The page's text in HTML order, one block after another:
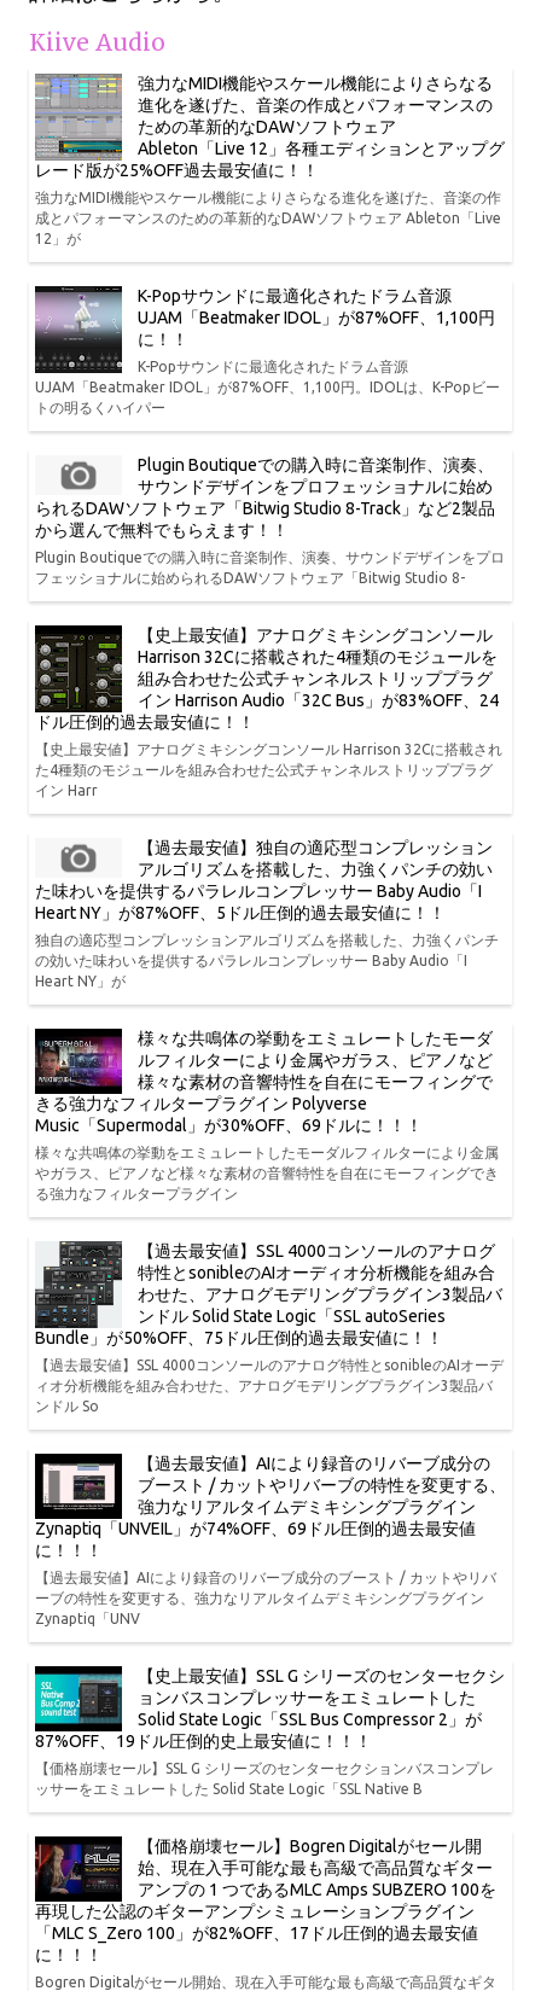
Kiive Audio
強力なMIDI機能やスケール機能によりさらなる
進化を遂げた、音楽の作成とパフォーマンスの
ための革新的なDAWソフトウェア
Ableton「Live 12」各種エディションとアップグ
レード版が25%OFF過去最安値に！！
強力なMIDI機能やスケール機能によりさらなる進化を遂げた、音楽の作
成とパフォーマンスのための革新的なDAWソフトウェア Ableton「Live
12」が
K-Popサウンドに最適化されたドラム音源
UJAM「Beatmaker IDOL」が87%OFF、1,100円
に！！
K-Popサウンドに最適化されたドラム音源
UJAM「Beatmaker IDOL」が87%OFF、1,100円。IDOLは、K-Popビー
トの明るくハイパー
Plugin Boutiqueでの購入時に音楽制作、演奏、
サウンドデザインをプロフェッショナルに始め
られるDAWソフトウェア「Bitwig Studio 8-Track」など2製品
から選んで無料でもらえます！！
Plugin Boutiqueでの購入時に音楽制作、演奏、サウンドデザインをプロ
フェッショナルに始められるDAWソフトウェア「Bitwig Studio 8-
【史上最安値】アナログミキシングコンソール
Harrison 32Cに搭載された4種類のモジュールを
組み合わせた公式チャンネルストリッププラグ
イン Harrison Audio「32C Bus」が83%OFF、24
ドル圧倒的過去最安値に！！
【史上最安値】アナログミキシングコンソール Harrison 32Cに搭載され
た4種類のモジュールを組み合わせた公式チャンネルストリッププラグ
イン Harr
【過去最安値】独自の適応型コンプレッション
アルゴリズムを搭載した、力強くパンチの効い
た味わいを提供するパラレルコンプレッサー Baby Audio「I
Heart NY」が87%OFF、5ドル圧倒的過去最安値に！！
独自の適応型コンプレッションアルゴリズムを搭載した、力強くパンチ
の効いた味わいを提供するパラレルコンプレッサー Baby Audio「I
Heart NY」が
様々な共鳴体の挙動をエミュレートしたモーダ
ルフィルターにより金属やガラス、ピアノなど
様々な素材の音響特性を自在にモーフィングで
きる強力なフィルタープラグイン Polyverse
Music「Supermodal」が30%OFF、69ドルに！！！
様々な共鳴体の挙動をエミュレートしたモーダルフィルターにより金属
やガラス、ピアノなど様々な素材の音響特性を自在にモーフィングでき
る強力なフィルタープラグイン
【過去最安値】SSL 4000コンソールのアナログ
特性とsonibleのAIオーディオ分析機能を組み合
わせた、アナログモデリングプラグイン3製品バ
ンドル Solid State Logic「SSL autoSeries
Bundle」が50%OFF、75ドル圧倒的過去最安値に！！
【過去最安値】SSL 4000コンソールのアナログ特性とsonibleのAIオーデ
ィオ分析機能を組み合わせた、アナログモデリングプラグイン3製品バ
ンドル So
【過去最安値】AIにより録音のリバーブ成分の
ブースト / カットやリバーブの特性を変更する、
強力なリアルタイムデミキシングプラグイン
Zynaptiq「UNVEIL」が74%OFF、69ドル圧倒的過去最安値
に！！！
【過去最安値】AIにより録音のリバーブ成分のブースト / カットやリバ
ーブの特性を変更する、強力なリアルタイムデミキシングプラグイン
Zynaptiq「UNV
【史上最安値】SSL G シリーズのセンターセクシ
ョンバスコンプレッサーをエミュレートした
Solid State Logic「SSL Bus Compressor 2」が
87%OFF、19ドル圧倒的史上最安値に！！！
【価格崩壊セール】SSL G シリーズのセンターセクションバスコンプレ
ッサーをエミュレートした Solid State Logic「SSL Native B
【価格崩壊セール】Bogren Digitalがセール開
始、現在入手可能な最も高級で高品質なギター
アンプの 1 つであるMLC Amps SUBZERO 100を
再現した公認のギターアンプシミュレーションプラグイン
「MLC S_Zero 100」が82%OFF、17ドル圧倒的過去最安値
に！！！
Bogren Digitalがセール開始、現在入手可能な最も高級で高品質なギタ